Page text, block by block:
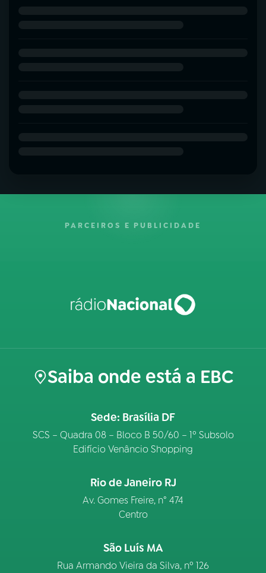
PARCEIROS E PUBLICIDADE
Saiba onde está a EBC
Sede: Brasília DF
SCS – Quadra 08 – Bloco B 50/60 – 1º Subsolo
Edifício Venâncio Shopping
Rio de Janeiro RJ
Av. Gomes Freire, n° 474
Centro
São Luís MA
Rua Armando Vieira da Silva, nº 126